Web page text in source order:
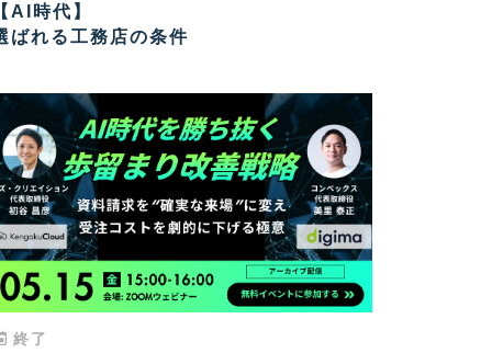
AI時代】
ばれる工務店の条件
終了